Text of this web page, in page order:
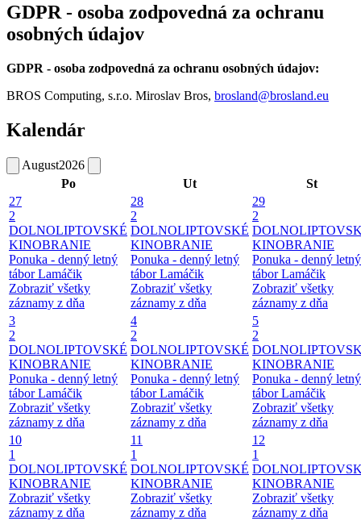
GDPR - osoba zodpovedná za ochranu
osobných údajov
GDPR - osoba zodpovedná za ochranu osobných údajov:
BROS Computing, s.r.o. Miroslav Bros, brosland@brosland.eu
Kalendár
August2026
Po
Ut
St
27
2
DOLNOLIPTOVSKÉ
KINOBRANIE
Ponuka - denný letný
tábor Lamáčik
Zobraziť všetky
záznamy z dňa
28
2
DOLNOLIPTOVSKÉ
KINOBRANIE
Ponuka - denný letný
tábor Lamáčik
Zobraziť všetky
záznamy z dňa
29
2
KINOBRANIE
Ponuka - denný letný
tábor Lamáčik
Zobraziť všetky
záznamy z dňa
3
2
DOLNOLIPTOVSKÉ
KINOBRANIE
Ponuka - denný letný
tábor Lamáčik
Zobraziť všetky
záznamy z dňa
4
2
DOLNOLIPTOVSKÉ
KINOBRANIE
Ponuka - denný letný
tábor Lamáčik
Zobraziť všetky
záznamy z dňa
5
2
KINOBRANIE
Ponuka - denný letný
tábor Lamáčik
Zobraziť všetky
záznamy z dňa
10
1
DOLNOLIPTOVSKÉ
KINOBRANIE
Zobraziť všetky
záznamy z dňa
11
1
DOLNOLIPTOVSKÉ
KINOBRANIE
Zobraziť všetky
záznamy z dňa
12
1
KINOBRANIE
Zobraziť všetky
záznamy z dňa